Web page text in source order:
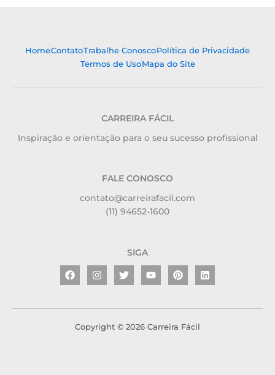
HomeContatoTrabalhe ConoscoPolítica de Privacidade
Termos de UsoMapa do Site
CARREIRA FÁCIL
Inspiração e orientação para o seu sucesso profissional
FALE CONOSCO
contato@carreirafacil.com
(11) 94652-1600
SIGA
FacebookInstagram
TwitterYoutubePinterestLinkedin
Copyright © 2026 Carreira Fácil